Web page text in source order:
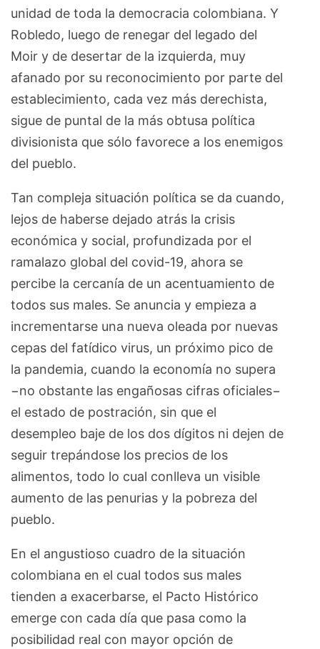
unidad de toda la democracia colombiana. Y
Robledo, luego de renegar del legado del
Moir y de desertar de la izquierda, muy
afanado por su reconocimiento por parte del
establecimiento, cada vez más derechista,
sigue de puntal de la más obtusa política
divisionista que sólo favorece a los enemigos
del pueblo.
Tan compleja situación política se da cuando,
lejos de haberse dejado atrás la crisis
económica y social, profundizada por el
ramalazo global del covid-19, ahora se
percibe la cercanía de un acentuamiento de
todos sus males. Se anuncia y empieza a
incrementarse una nueva oleada por nuevas
cepas del fatídico virus, un próximo pico de
la pandemia, cuando la economía no supera
−no obstante las engañosas cifras oficiales−
el estado de postración, sin que el
desempleo baje de los dos dígitos ni dejen de
seguir trepándose los precios de los
alimentos, todo lo cual conlleva un visible
aumento de las penurias y la pobreza del
pueblo.
En el angustioso cuadro de la situación
colombiana en el cual todos sus males
tienden a exacerbarse, el Pacto Histórico
emerge con cada día que pasa como la
posibilidad real con mayor opción de